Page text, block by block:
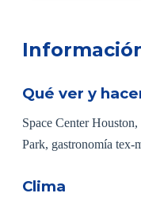
Qué ver y
Space Center
Park, gastronomía tex-
Clima